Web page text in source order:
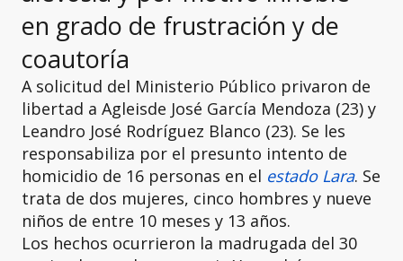
en grado de frustración y de
coautoría
A solicitud del Ministerio Público privaron de
libertad a Agleisde José García Mendoza (23) y
Leandro José Rodríguez Blanco (23). Se les
responsabiliza por el presunto intento de
homicidio de 16 personas en el estado Lara. Se
trata de dos mujeres, cinco hombres y nueve
niños de entre 10 meses y 13 años.
Los hechos ocurrieron la madrugada del 30